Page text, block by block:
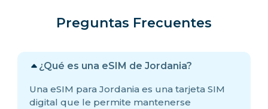
Preguntas Frecuentes
¿Qué es una eSIM de Jordania?
Una eSIM para Jordania es una tarjeta SIM
digital que le permite mantenerse